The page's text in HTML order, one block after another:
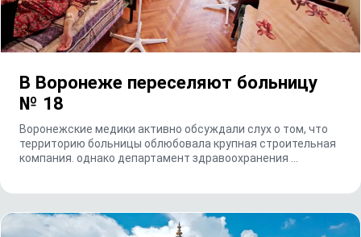
В Воронеже переселяют больницу
№ 18
Воронежские медики активно обсуждали слух о том, что
территорию больницы облюбовала крупная строительная
компания. однако департамент здравоохранения ...